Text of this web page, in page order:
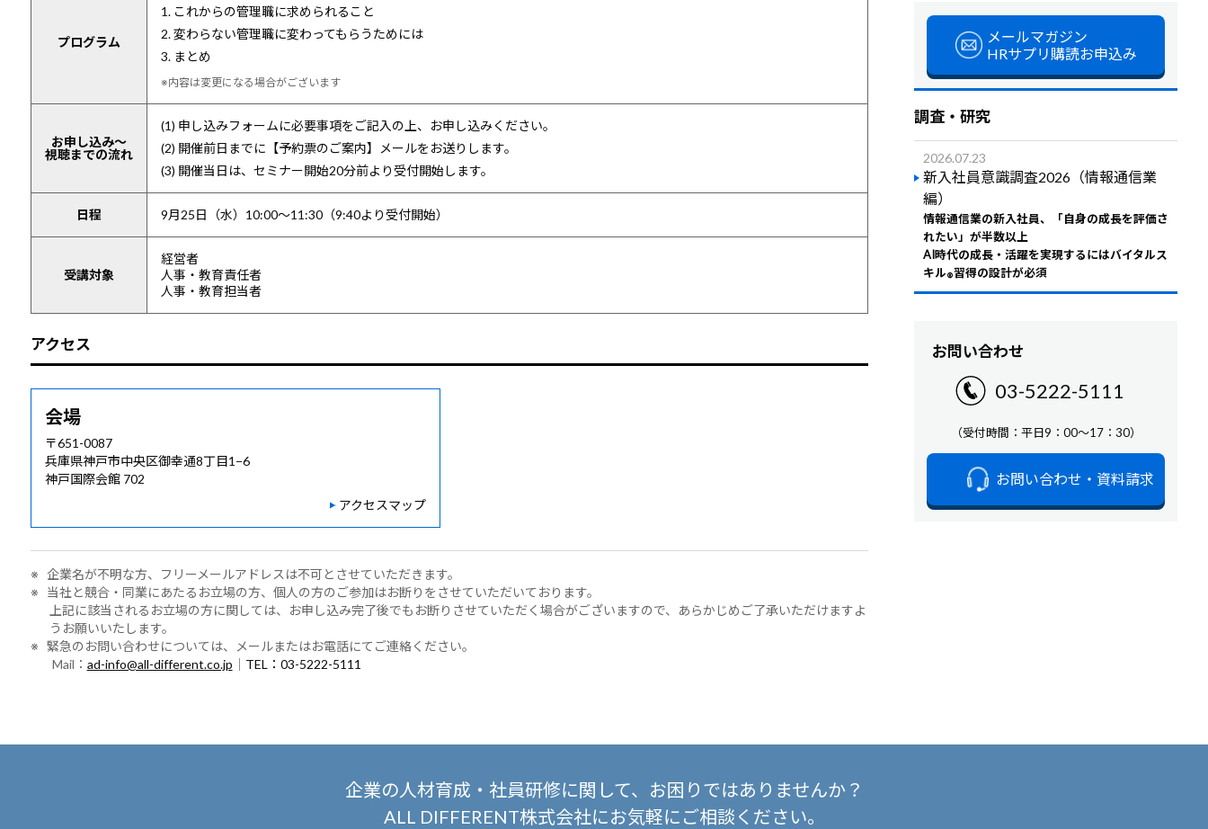
プログラム
1. これからの管理職に求められること
2. 変わらない管理職に変わってもらうためには
3. まとめ
※内容は変更になる場合がございます
お申し込み～
視聴までの流れ
(1) 申し込みフォームに必要事項をご記入の上、お申し込みください。
(2) 開催前日までに【予約票のご案内】メールをお送りします。
(3) 開催当日は、セミナー開始20分前より受付開始します。
日程 9月25日（水）10:00～11:30（9:40より受付開始）
受講対象
経営者
人事・教育責任者
人事・教育担当者
アクセス
会場
〒651-0087
兵庫県神戸市中央区御幸通8丁目1−6
神戸国際会館 702
アクセスマップ
※ 企業名が不明な方、フリーメールアドレスは不可とさせていただきます。
※ 当社と競合・同業にあたるお立場の方、個人の方のご参加はお断りをさせていただいております。
上記に該当されるお立場の方に関しては、お申し込み完了後でもお断りさせていただく場合がございますので、あらかじめご了承いただけますよ
うお願いいたします。
※ 緊急のお問い合わせについては、メールまたはお電話にてご連絡ください。
Mail： ad-info@all-different.co.jp TEL：03-5222-5111
メールマガジン
HRサプリ購読お申込み
調査・研究
2026.07.23
新入社員意識調査2026（情報通信業
編）
情報通信業の新入社員、「自身の成長を評価さ
れたい」が半数以上
AI時代の成長・活躍を実現するにはバイタルス
キル®習得の設計が必須
お問い合わせ
03-5222-5111
（受付時間：平日9：00～17：30）
お問い合わせ・資料請求
企業の人材育成・社員研修に関して、
お困りではありませんか？
ALL DIFFERENT株式会社にお気軽にご相談ください。